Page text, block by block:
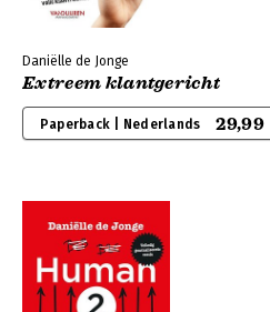
Daniëlle de Jonge
Extreem klantgericht
Paperback | Nederlands 29,99